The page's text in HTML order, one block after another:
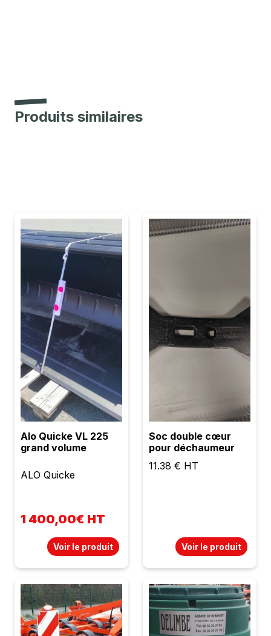
Produits similaires
Alo Quicke VL 225
grand volume
ALO Quicke
1 400,00€ HT
Voir le produit
Soc double cœur
pour déchaumeur
11.38 € HT
Voir le produit